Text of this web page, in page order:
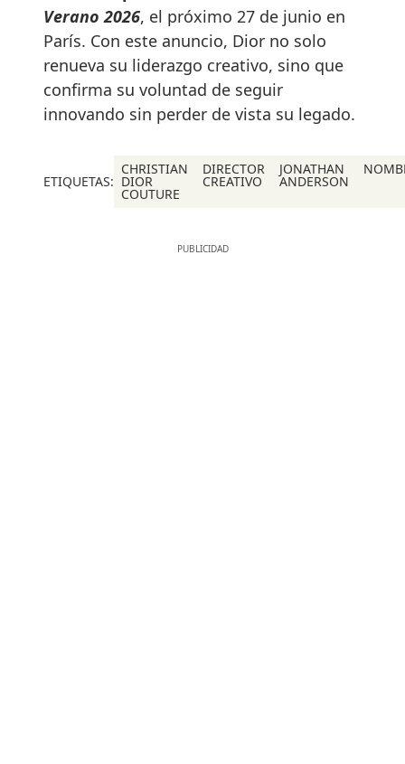
Verano 2026, el próximo 27 de junio en
París. Con este anuncio, Dior no solo
renueva su liderazgo creativo, sino que
confirma su voluntad de seguir
innovando sin perder de vista su legado.
ETIQUETAS:
CHRISTIAN
DIOR
COUTURE
DIRECTOR
CREATIVO
JONATHAN
ANDERSON